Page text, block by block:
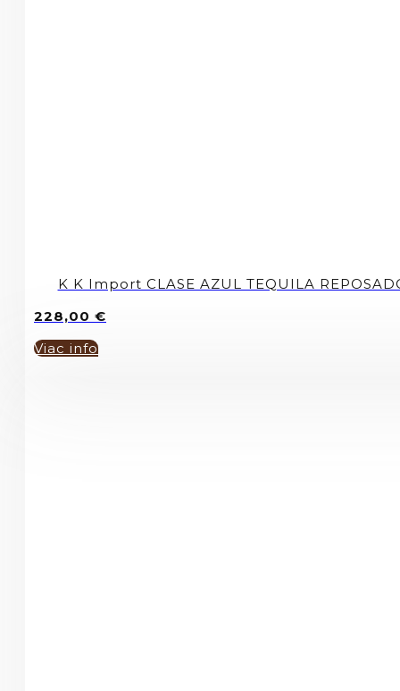
K K Import CLASE AZUL TEQUILA
228,00 €
Viac info